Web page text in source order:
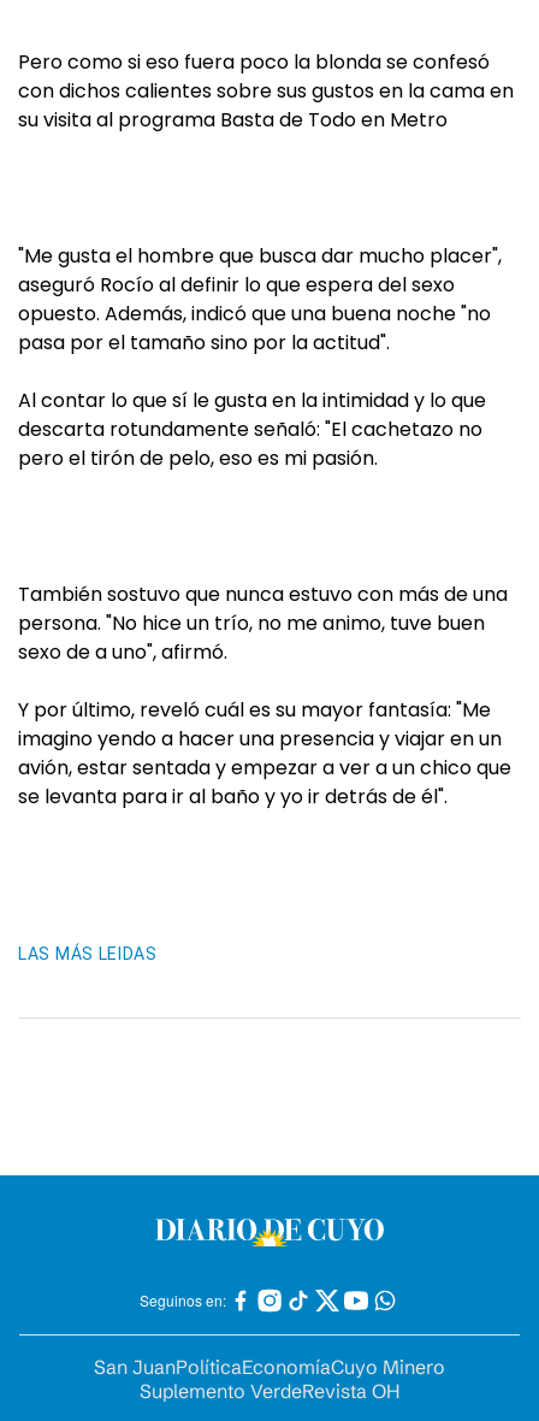
Pero como si eso fuera poco la blonda se confesó
con dichos calientes sobre sus gustos en la cama en
su visita al programa Basta de Todo en Metro
"Me gusta el hombre que busca dar mucho placer",
aseguró Rocío al definir lo que espera del sexo
opuesto. Además, indicó que una buena noche "no
pasa por el tamaño sino por la actitud".
Al contar lo que sí le gusta en la intimidad y lo que
descarta rotundamente señaló: "El cachetazo no
pero el tirón de pelo, eso es mi pasión.
También sostuvo que nunca estuvo con más de una
persona. "No hice un trío, no me animo, tuve buen
sexo de a uno", afirmó.
Y por último, reveló cuál es su mayor fantasía: "Me
imagino yendo a hacer una presencia y viajar en un
avión, estar sentada y empezar a ver a un chico que
se levanta para ir al baño y yo ir detrás de él".
LAS MÁS LEIDAS
Seguinos en:
San JuanPolíticaEconomíaCuyo Minero
Suplemento VerdeRevista OH